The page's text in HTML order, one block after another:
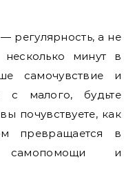
регулярность, а не
несколько минут в
самочувствие и
с малого, будьте
почувствуете, как
превращается в
самопомощи и